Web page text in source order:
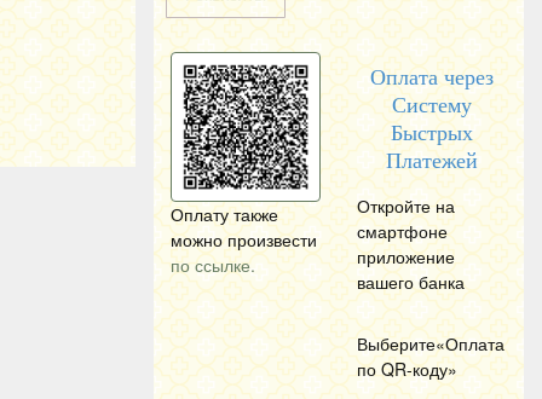
Оплату также
можно произвести
по ссылке.
Оплата через
Систему
Быстрых
Платежей
Откройте на
смартфоне
приложение
вашего банка
Выберите«Оплата
по QR-коду»